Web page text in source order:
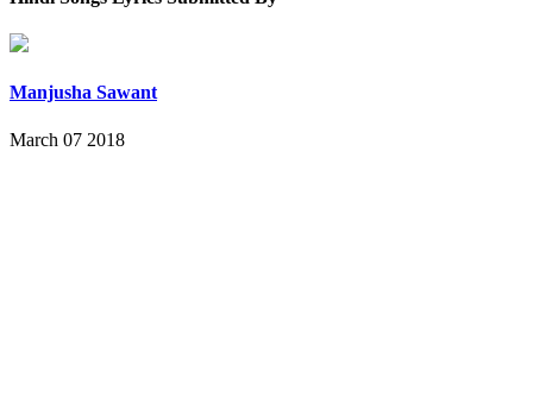
Manjusha Sawant
March 07 2018